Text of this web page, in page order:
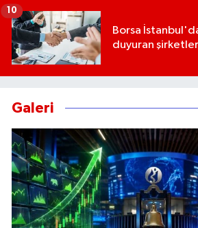
Borsa
duyuran
10
Galeri